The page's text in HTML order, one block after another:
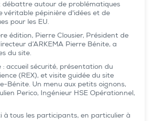
débattre autour de problématiques
véritable pépinière d'idées et de
pour les EU.
édition, Pierre Clousier, Président de
d’ARKEMA Pierre Bénite, a
du site.
accueil sécurité, présentation du
(REX), et visite guidée du site
Bénite. Un menu aux petits oignons,
Perico, Ingénieur HSE Opérationnel,
à tous les participants, en particulier à